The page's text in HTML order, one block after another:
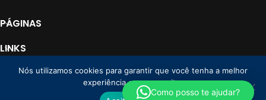
PÁGINAS
LINKS
PAGAMENTO
Loja Donna CNPJ: 35.766.478/0001-01
2025 Todos os direitos reservados. |
Como posso te ajudar?
Nós utilizamos cookies para garantir que você tenha a melhor
experiência em nosso site.